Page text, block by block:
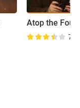
7.0